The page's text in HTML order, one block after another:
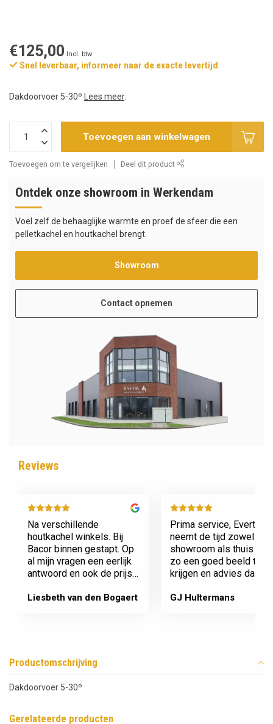
€125,00 Incl. btw
Snel leverbaar, informeer naar de exacte levertijd
Dakdoorvoer 5-30º Lees meer.
Toevoegen aan winkelwagen
Toevoegen om te vergelijken Deel dit product
Ontdek onze showroom in Werkendam
Voel zelf de behaaglijke warmte en proef de sfeer die een
pelletkachel en houtkachel brengt.
Showroom
Contact opnemen
Reviews
Na verschillende
houtkachel winkels. Bij
Bacor binnen gestapt. Op
al mijn vragen een eerlijk
antwoord en ook de prijs
Afspraak is afspraak geen
Liesbeth van den Bogaert
Prima service, Evert
neemt de tijd zowel in
showroom als thuis om
zo een goed beeld te
krijgen en advies daarop
nieuwe kachel. Komt
GJ Hultermans
Productomschrijving
Dakdoorvoer 5-30º
Gerelateerde producten